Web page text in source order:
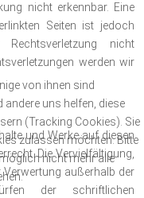
nicht erkennbar. Eine
Seiten ist jedoch
nicht
werden wir
und Werke auf diesen
Die Vervielfältigung,
Verwertung außerhalb der
der schriftlichen
von ihnen sind
andere uns helfen, diese
(Tracking Cookies). Sie
zulassen möchten. Bitte
nicht mehr alle